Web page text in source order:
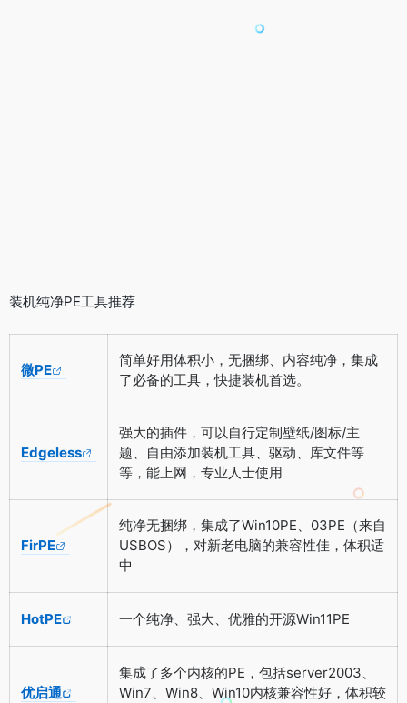
装机纯净PE工具推荐
微PE
简单好用体积小，无捆绑、内容纯净，集成
了必备的工具，快捷装机首选。
Edgeless
强大的插件，可以自行定制壁纸/图标/主
题、自由添加装机工具、驱动、库文件等
等，能上网，专业人士使用
FirPE
纯净无捆绑，集成了Win10PE、03PE（来自
USBOS），对新老电脑的兼容性佳，体积适
中
HotPE 一个纯净、强大、优雅的开源Win11PE
优启通
集成了多个内核的PE，包括server2003、
Win7、Win8、Win10内核兼容性好，体积较